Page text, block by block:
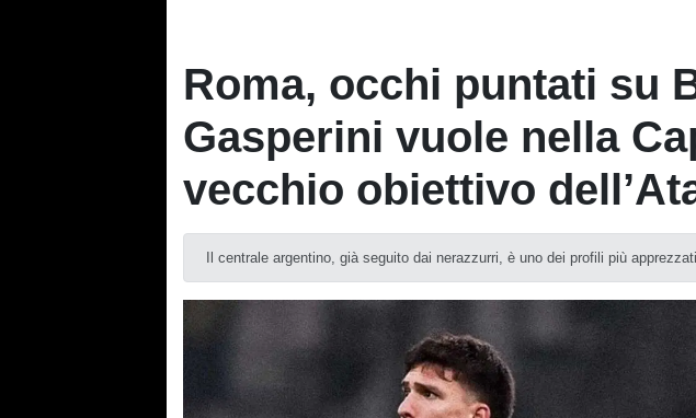
Roma, occhi puntati su
Gasperini vuole nella
vecchio obiettivo
Il centrale argentino, già seguito dai nerazzurri, è uno dei profili più